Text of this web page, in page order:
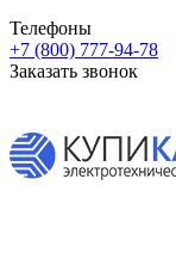
Телефоны
+7 (800) 777-94-78
Заказать звонок